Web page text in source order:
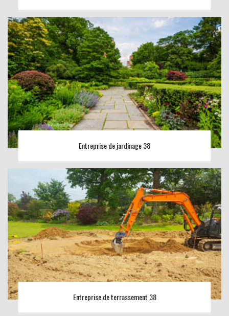
Entreprise de jardinage 38
Entreprise de terrassement 38